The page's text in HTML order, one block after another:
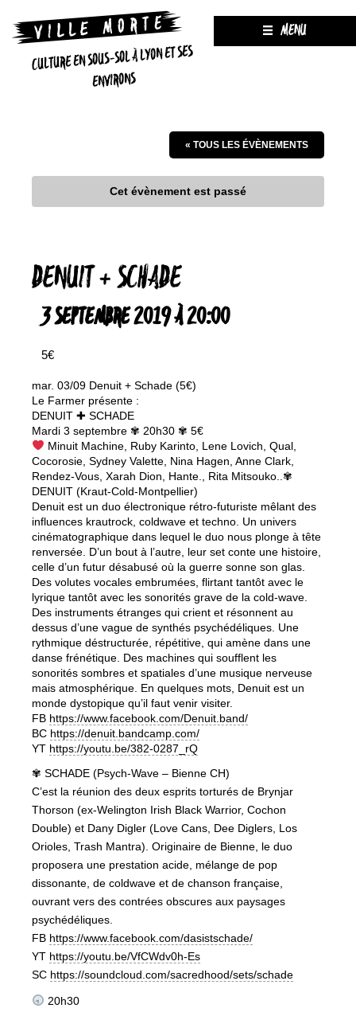
CULTURE EN SOUS-SOL À LYON ET SES
ENVIRONS
MENU
« TOUS LES ÉVÈNEMENTS
Cet évènement est passé
DENUIT + SCHADE
3 SEPTEMBRE 2019 À 20:00
5€
mar. 03/09 Denuit + Schade (5€)
Le Farmer présente :
DENUIT ✚ SCHADE
Mardi 3 septembre ✾ 20h30 ✾ 5€
Minuit Machine, Ruby Karinto, Lene Lovich, Qual,
Cocorosie, Sydney Valette, Nina Hagen, Anne Clark,
Rendez-Vous, Xarah Dion, Hante., Rita Mitsouko..✾
DENUIT (Kraut-Cold-Montpellier)
Denuit est un duo électronique rétro-futuriste mêlant des
influences krautrock, coldwave et techno. Un univers
cinématographique dans lequel le duo nous plonge à tête
renversée. D’un bout à l’autre, leur set conte une histoire,
celle d’un futur désabusé où la guerre sonne son glas.
Des volutes vocales embrumées, flirtant tantôt avec le
lyrique tantôt avec les sonorités grave de la cold-wave.
Des instruments étranges qui crient et résonnent au
dessus d’une vague de synthés psychédéliques. Une
rythmique déstructurée, répétitive, qui amène dans une
danse frénétique. Des machines qui soufflent les
sonorités sombres et spatiales d’une musique nerveuse
mais atmosphérique. En quelques mots, Denuit est un
monde dystopique qu’il faut venir visiter.
FB https://www.facebook.com/Denuit.band/
BC https://denuit.bandcamp.com/
YT https://youtu.be/382-0287_rQ
✾ SCHADE (Psych-Wave – Bienne CH)
C’est la réunion des deux esprits torturés de Brynjar
Thorson (ex-Welington Irish Black Warrior, Cochon
Double) et Dany Digler (Love Cans, Dee Diglers, Los
Orioles, Trash Mantra). Originaire de Bienne, le duo
proposera une prestation acide, mélange de pop
dissonante, de coldwave et de chanson française,
ouvrant vers des contrées obscures aux paysages
psychédéliques.
FB https://www.facebook.com/dasistschade/
YT https://youtu.be/VfCWdv0h-Es
SC https://soundcloud.com/sacredhood/sets/schade
20h30